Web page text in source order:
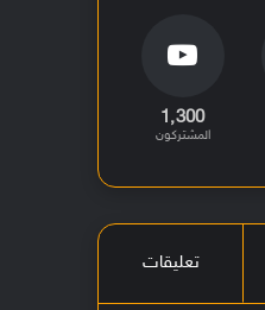
1٬300
المشتركون
تعليقات